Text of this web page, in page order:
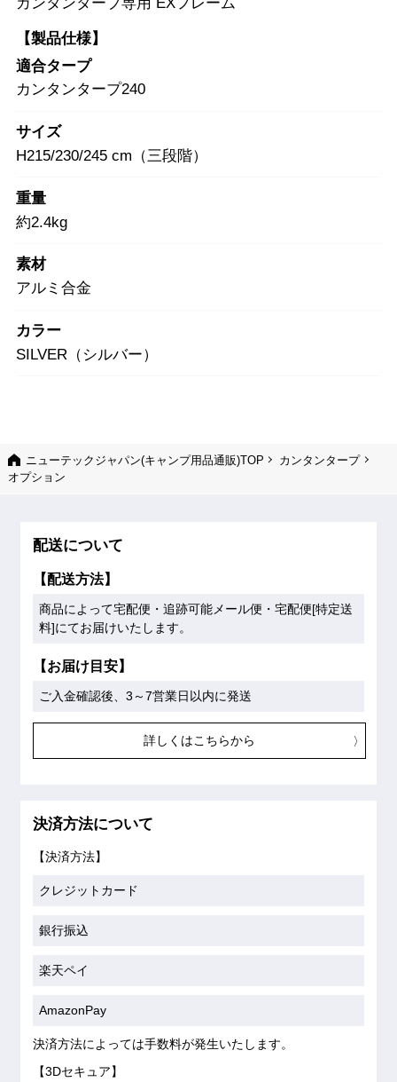
【製品仕様】
適合タープ
カンタンタープ240
サイズ
H215/230/245 cm（三段階）
重量
約2.4kg
素材
アルミ合金
カラー
SILVER（シルバー）
ニューテックジャパン(キャンプ用品通販)TOP
カンタンタープ
オプション
配送について
【配送方法】
商品によって宅配便・追跡可能メール便・宅配便[特定送
料]にてお届けいたします。
【お届け目安】
ご入金確認後、3～7営業日以内に発送
詳しくはこちらから
決済方法について
【決済方法】
クレジットカード
銀行振込
楽天ペイ
AmazonPay
決済方法によっては手数料が発生いたします。
【3Dセキュア】